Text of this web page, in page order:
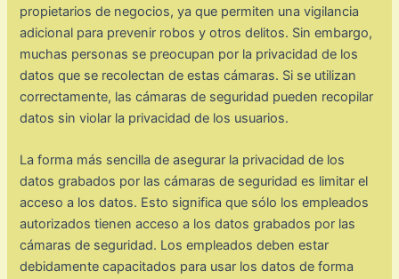
propietarios de negocios, ya que permiten una vigilancia
adicional para prevenir robos y otros delitos. Sin embargo,
muchas personas se preocupan por la privacidad de los
datos que se recolectan de estas cámaras. Si se utilizan
correctamente, las cámaras de seguridad pueden recopilar
datos sin violar la privacidad de los usuarios.
La forma más sencilla de asegurar la privacidad de los
datos grabados por las cámaras de seguridad es limitar el
acceso a los datos. Esto significa que sólo los empleados
autorizados tienen acceso a los datos grabados por las
cámaras de seguridad. Los empleados deben estar
debidamente capacitados para usar los datos de forma